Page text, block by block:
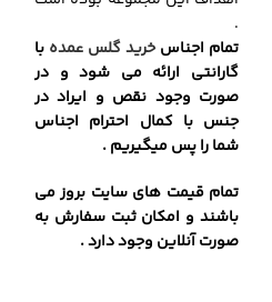
.
تمام اجناسخرید گلس عمده با
گارانتی ارائه می شود و در
صورت وجود نقص و ایراد در
جنس با کمال احترام اجناس
شما را پس میگیریم .
تمام قیمت های سایت بروز می
باشند و امکان ثبت سفارش به
صورت آنلاین وجود دارد .